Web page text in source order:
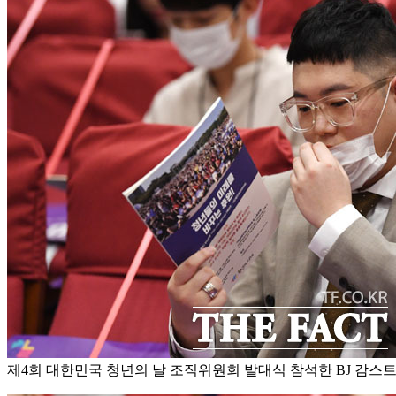
제4회 대한민국 청년의 날 조직위원회 발대식 참석한 BJ 감스트